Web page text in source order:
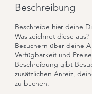
Beschreibung
Beschreibe hier deine
Was zeichnet diese aus?
Besuchern über deine
Verfügbarkeit und
Beschreibung gibt
zusätzlichen Anreiz,
zu buchen.